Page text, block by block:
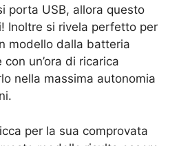
porta USB, allora questo
Inoltre si rivela perfetto per
modello dalla batteria
un’ora di ricarica
nella massima autonomia
per la sua comprovata